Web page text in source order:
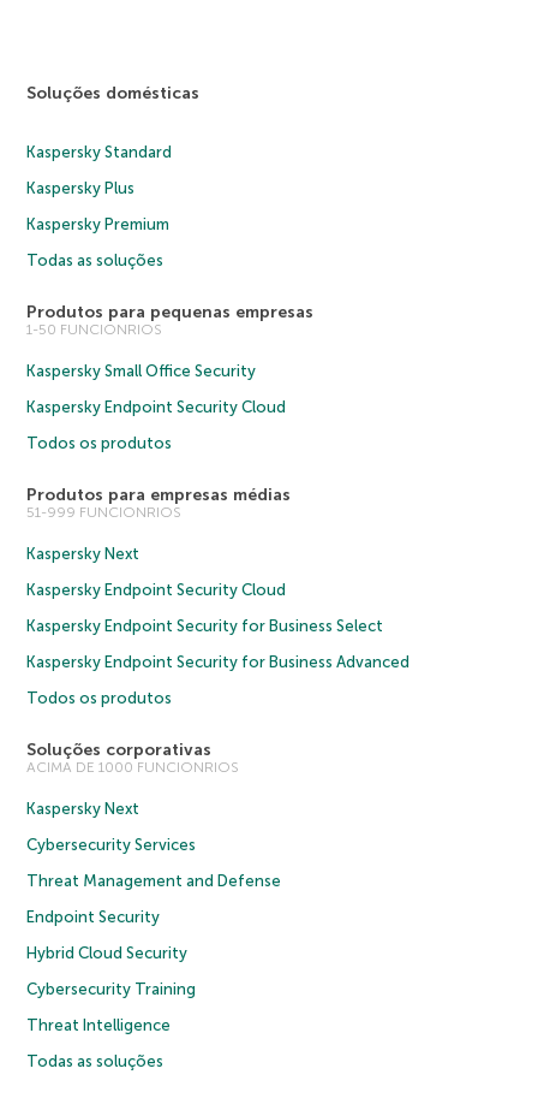
Soluções domésticas
Kaspersky Standard
Kaspersky Plus
Kaspersky Premium
Todas as soluções
Produtos para pequenas empresas
1-50 FUNCIONRIOS
Kaspersky Small Office Security
Kaspersky Endpoint Security Cloud
Todos os produtos
Produtos para empresas médias
51-999 FUNCIONRIOS
Kaspersky Next
Kaspersky Endpoint Security Cloud
Kaspersky Endpoint Security for Business Select
Kaspersky Endpoint Security for Business Advanced
Todos os produtos
Soluções corporativas
ACIMA DE 1000 FUNCIONRIOS
Kaspersky Next
Cybersecurity Services
Threat Management and Defense
Endpoint Security
Hybrid Cloud Security
Cybersecurity Training
Threat Intelligence
Todas as soluções